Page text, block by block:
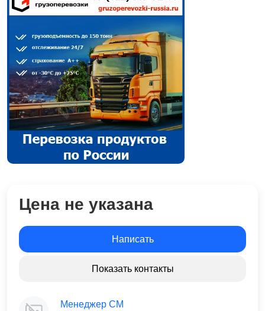
Цена не указана
Написать
Показать контакты
Менеджер СМ